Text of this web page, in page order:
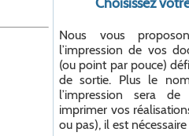
Nous vous
l’impression de vos
(ou point par pouce)
de sortie. Plus le
l’impression sera
imprimer vos
ou pas), il est